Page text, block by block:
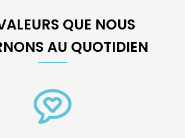
QUE NOUS
AU QUOTIDIEN